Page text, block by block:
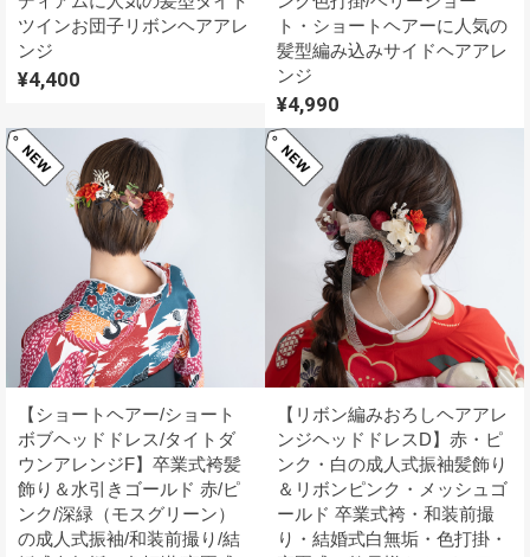
ツインお団子リボンヘアアレ
ンジ
¥4,400
ト・ショートヘアーに人気の
髪型編み込みサイドヘアアレ
ンジ
¥4,990
【ショートヘアー/ショート
ボブヘッドドレス/タイトダ
ウンアレンジF】卒業式袴髪
飾り＆水引きゴールド 赤/ピ
ンク/深緑（モスグリーン）
の成人式振袖/和装前撮り/結
【リボン編みおろしヘアアレ
ンジヘッドドレスD】赤・ピ
ンク・白の成人式振袖髪飾り
＆リボンピンク・メッシュゴ
ールド 卒業式袴・和装前撮
り・結婚式白無垢・色打掛・